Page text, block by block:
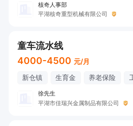
核奇人事部
平湖核奇重型机械有限公司
童车流水线
4000-4500 元/月
新仓镇 生育金 养老保险
徐先生
平湖市佳瑞兴金属制品有限公司